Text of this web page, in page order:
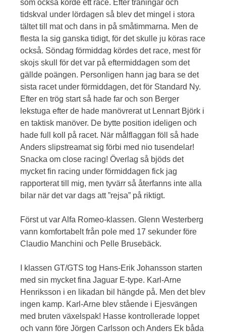
som också körde ett race. Efter träningar och
tidskval under lördagen så blev det mingel i stora
tältet till mat och dans in på småtimmarna. Men de
flesta la sig ganska tidigt, för det skulle ju köras race
också. Söndag förmiddag kördes det race, mest för
skojs skull för det var på eftermiddagen som det
gällde poängen. Personligen hann jag bara se det
sista racet under förmiddagen, det för Standard Ny.
Efter en trög start så hade far och son Berger
lekstuga efter de hade manövrerat ut Lennart Björk i
en taktisk manöver. De bytte position ideligen och
hade full koll på racet. När målflaggan föll så hade
Anders slipstreamat sig förbi med nio tusendelar!
Snacka om close racing! Överlag så bjöds det
mycket fin racing under förmiddagen fick jag
rapporterat till mig, men tyvärr så återfanns inte alla
bilar när det var dags att ”rejsa” på riktigt.
Först ut var Alfa Romeo-klassen. Glenn Westerberg
vann komfortabelt från pole med 17 sekunder före
Claudio Manchini och Pelle Brusebäck.
I klassen GT/GTS tog Hans-Erik Johansson starten
med sin mycket fina Jaguar E-type. Karl-Arne
Henriksson i en likadan bil hängde på. Men det blev
ingen kamp. Karl-Arne blev stående i Ejesvängen
med bruten växelspak! Hasse kontrollerade loppet
och vann före Jörgen Carlsson och Anders Ek båda